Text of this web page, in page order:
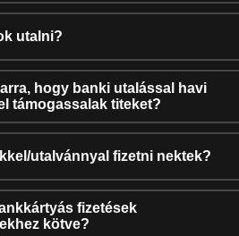
utalni?
hogy banki utalással havi
támogassalak titeket?
utalvánnyal fizetni nektek?
fizetések
kötve?